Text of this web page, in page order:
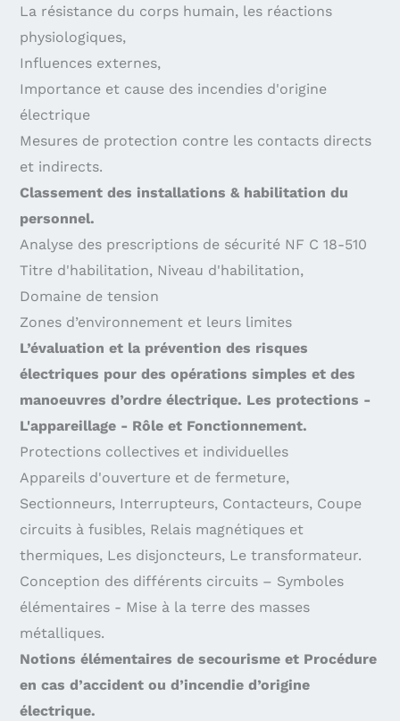
La résistance du corps humain, les réactions
physiologiques,
Influences externes,
Importance et cause des incendies d'origine
électrique
Mesures de protection contre les contacts directs
et indirects.
Classement des installations & habilitation du
personnel.
Analyse des prescriptions de sécurité NF C 18-510
Titre d'habilitation, Niveau d'habilitation,
Domaine de tension
Zones d’environnement et leurs limites
L’évaluation et la prévention des risques
électriques pour des opérations simples et des
manoeuvres d’ordre électrique. Les protections -
L'appareillage - Rôle et Fonctionnement.
Protections collectives et individuelles
Appareils d'ouverture et de fermeture,
Sectionneurs, Interrupteurs, Contacteurs, Coupe
circuits à fusibles, Relais magnétiques et
thermiques, Les disjoncteurs, Le transformateur.
Conception des différents circuits – Symboles
élémentaires - Mise à la terre des masses
métalliques.
Notions élémentaires de secourisme et Procédure
en cas d’accident ou d’incendie d’origine
électrique.